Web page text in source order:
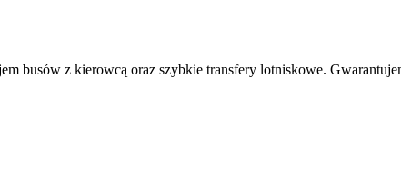
busów z kierowcą oraz szybkie transfery lotniskowe.